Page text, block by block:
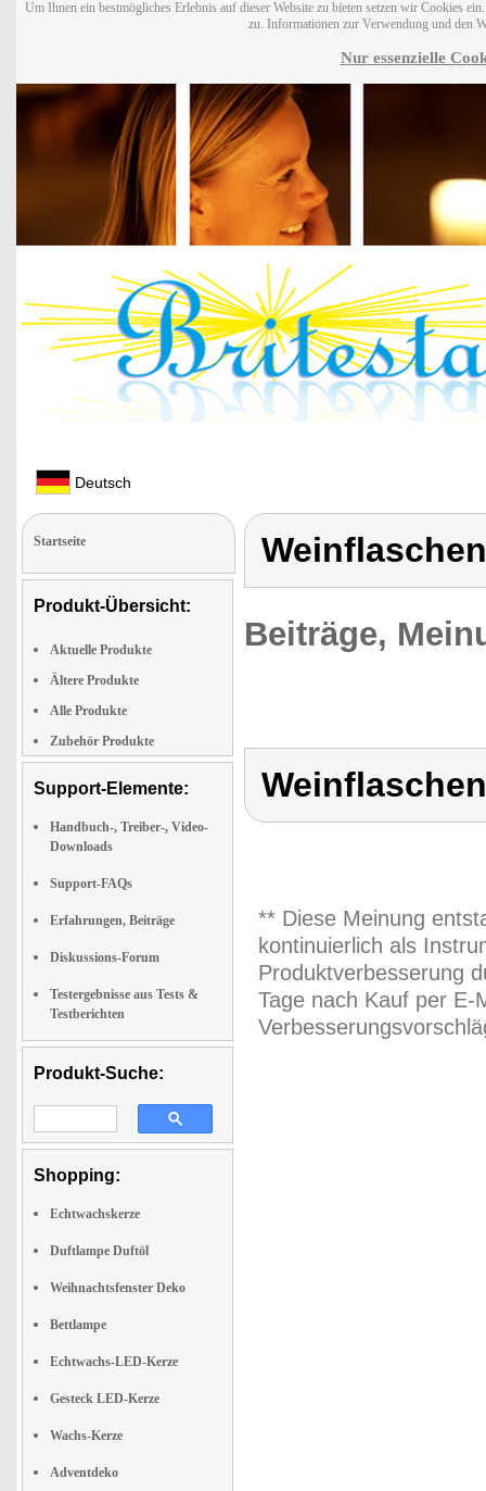
Um Ihnen ein bestmögliches Erlebnis auf dieser Website zu bieten setzen wir Cookies
zu. Informationen zur Verwendung und den
Nur essenzielle
Deutsch
Startseite
Produkt-Übersicht:
Aktuelle Produkte
Ältere Produkte
Alle Produkte
Zubehör Produkte
Support-Elemente:
Handbuch-, Treiber-, Video-
Downloads
Support-FAQs
Erfahrungen, Beiträge
Diskussions-Forum
Testergebnisse aus Tests &
Testberichten
Produkt-Suche:
Shopping:
Echtwachskerze
Duftlampe Duftöl
Weihnachtsfenster Deko
Bettlampe
Echtwachs-LED-Kerze
Gesteck LED-Kerze
Wachs-Kerze
Adventdeko
Beiträge,
** Diese Meinung
kontinuierlich als
Produktverbesserung
Tage nach Kauf per E-